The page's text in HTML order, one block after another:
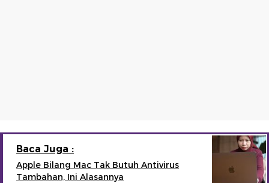
Baca Juga :
Apple Bilang Mac Tak Butuh Antivirus
Tambahan, Ini Alasannya